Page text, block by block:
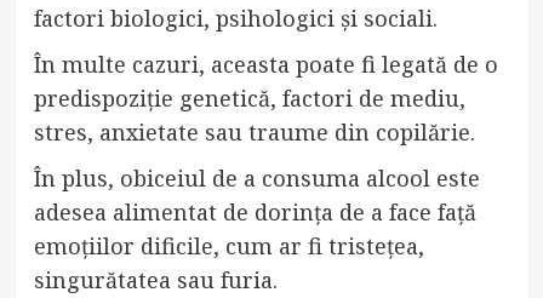
factori biologici, psihologici și sociali.
În multe cazuri, aceasta poate fi legată de o
predispoziție genetică, factori de mediu,
stres, anxietate sau traume din copilărie.
În plus, obiceiul de a consuma alcool este
adesea alimentat de dorința de a face față
emoțiilor dificile, cum ar fi tristețea,
singurătatea sau furia.